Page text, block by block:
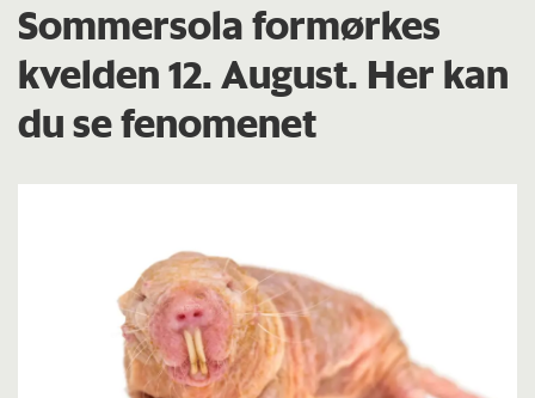
Sommersola formørkes
kvelden 12. August. Her kan
du se fenomenet